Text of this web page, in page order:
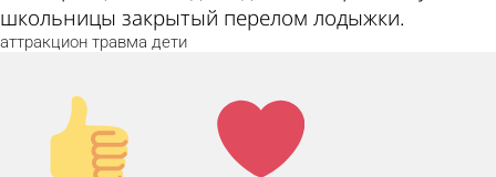
школьницы закрытый перелом лодыжки.
аттракцион травма дети
Палец
вверх!
Лайк!